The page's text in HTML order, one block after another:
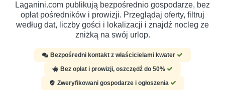
Laganini.com publikują bezpośrednio gospodarze, bez
opłat pośredników i prowizji. Przeglądaj oferty, filtruj
według dat, liczby gości i lokalizacji i znajdź nocleg ze
zniżką na swój urlop.
Bezpośredni kontakt z właścicielami kwater
Bez opłat i prowizji, oszczędź do 50%
Zweryfikowani gospodarze i ogłoszenia